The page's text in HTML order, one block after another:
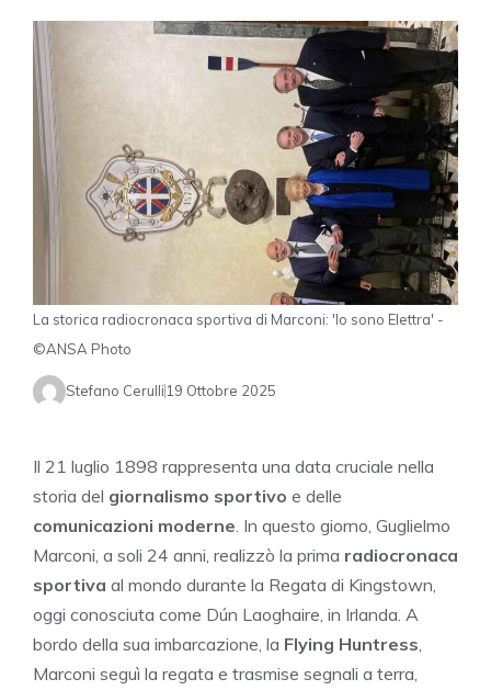
La storica radiocronaca sportiva di Marconi: 'Io sono Elettra' -
©ANSA Photo
Stefano Cerulli19 Ottobre 2025
Il 21 luglio 1898 rappresenta una data cruciale nella
storia del giornalismo sportivo e delle
comunicazioni moderne . In questo giorno, Guglielmo
Marconi, a soli 24 anni, realizzò la prima radiocronaca
sportiva al mondo durante la Regata di Kingstown,
oggi conosciuta come Dún Laoghaire, in Irlanda. A
bordo della sua imbarcazione, la Flying Huntress
Marconi seguì la regata e trasmise segnali a terra,